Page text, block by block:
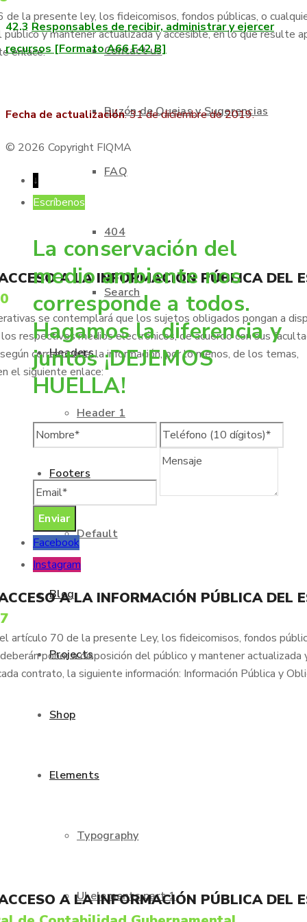
Contact us
Buzón de Quejas y Sugerencias
FAQ
404
Search
Headers
Header 1
Footers
Default
Blog
Projects
Shop
Elements
Typography
UI elements part 1
la presente ley, los fideicomisos, fondos públicas, o
y mantener actualizada y accesible, en lo que resulte
enlace:
A LA INFORMACIÓN PÚBLICA DEL
se contemplará que los sujetos obligados pongan a
respectivos medios electrónicos, de acuerdo con sus
corresponda, la información, por lo menos, de los temas,
el siguiente enlace:
A LA INFORMACIÓN PÚBLICA DEL
artículo 70 de la presente Ley, los fideicomisos, fondos
poner a disposición del público y mantener actualizada
contrato, la siguiente información: Información Pública y
A LA INFORMACIÓN PÚBLICA DEL
42.3 Responsables de recibir, administrar y ejercer
recursos [Formato A66 F42 B]
Fecha de actualización: 31 de diciembre de 2019.
© 2026 Copyright FIQMA
↓
Escríbenos
La conservación del
medio ambiente nos
corresponde a todos.
Hagamos la diferencia y
juntos ¡DEJEMOS
HUELLA!
Facebook
Instagram